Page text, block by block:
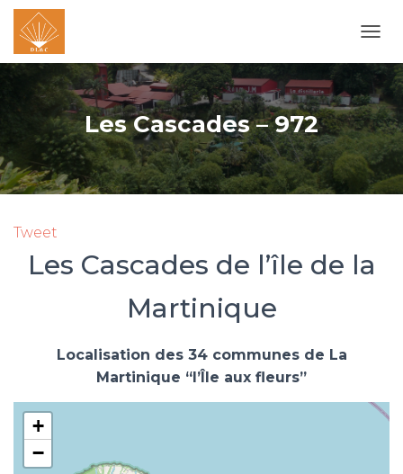
U
R
I
R
/
F
E
L
T
Les Cascades – 972
Tweet
Les Cascades de l’île de la
Martinique
Localisation des 34 communes de La
Martinique “l’Île aux fleurs”
+
−